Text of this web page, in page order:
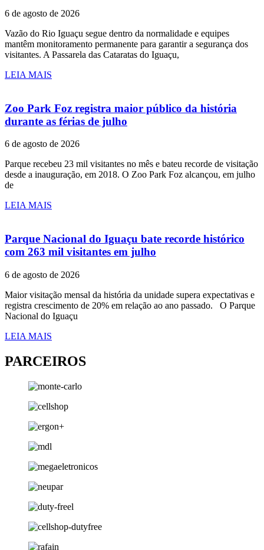
6 de agosto de 2026
Vazão do Rio Iguaçu segue dentro da normalidade e equipes
mantêm monitoramento permanente para garantir a segurança dos
visitantes. A Passarela das Cataratas do Iguaçu,
LEIA MAIS
Zoo Park Foz registra maior público da história
durante as férias de julho
6 de agosto de 2026
Parque recebeu 23 mil visitantes no mês e bateu recorde de visitação
desde a inauguração, em 2018. O Zoo Park Foz alcançou, em julho
de
LEIA MAIS
Parque Nacional do Iguaçu bate recorde histórico
com 263 mil visitantes em julho
6 de agosto de 2026
Maior visitação mensal da história da unidade supera expectativas e
registra crescimento de 20% em relação ao ano passado. O Parque
Nacional do Iguaçu
LEIA MAIS
PARCEIROS